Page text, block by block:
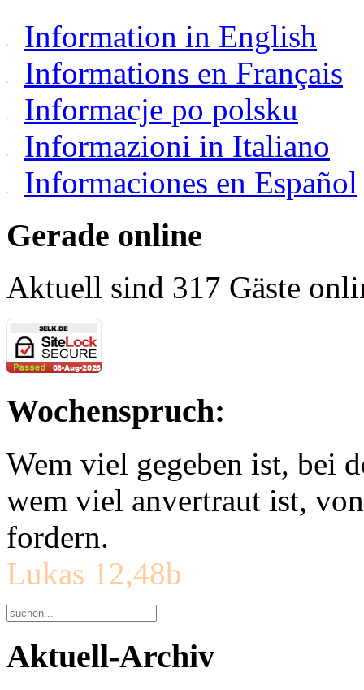
Information in English
Informations en Français
Informacje po polsku
Informazioni in Italiano
Informaciones en Español
Gerade online
Aktuell sind 317 Gäste
Wochenspruch:
Wem viel gegeben ist, bei
wem viel anvertraut ist,
fordern.
Lukas 12,48b
Aktuell-Archiv